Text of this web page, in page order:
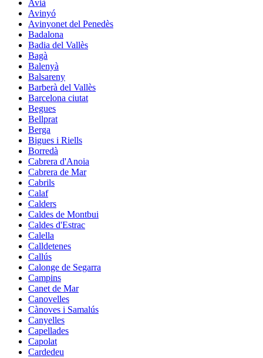
Avià
Avinyó
Avinyonet del Penedès
Badalona
Badia del Vallès
Bagà
Balenyà
Balsareny
Barberà del Vallès
Barcelona ciutat
Begues
Bellprat
Berga
Bigues i Riells
Borredà
Cabrera d'Anoia
Cabrera de Mar
Cabrils
Calaf
Calders
Caldes de Montbui
Caldes d'Estrac
Calella
Calldetenes
Callús
Calonge de Segarra
Campins
Canet de Mar
Canovelles
Cànoves i Samalús
Canyelles
Capellades
Capolat
Cardedeu